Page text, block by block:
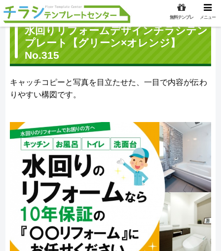
水回りリフォームデザインチラシテン
プレート【グリーン×オレンジ】
No.315
キャッチコピーと写真を目立たせた、一目で内容が伝わ
りやすい構図です。
無料テンプレ メニュー